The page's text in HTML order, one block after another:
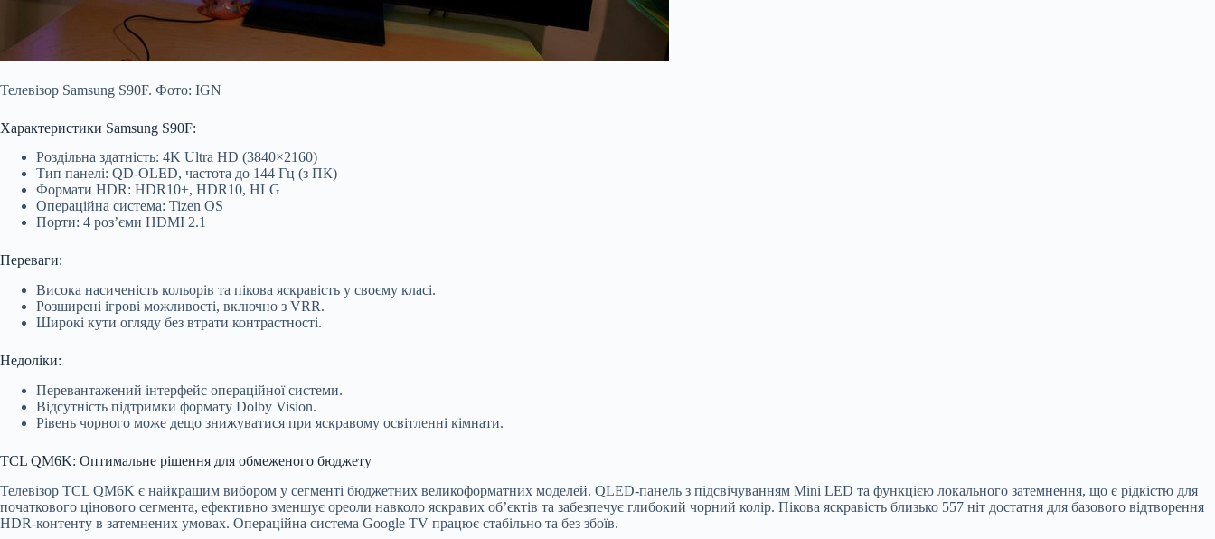
Телевізор Samsung S90F. Фото: IGN
Характеристики Samsung S90F:
Роздільна здатність: 4K Ultra HD (3840×2160)
Тип панелі: QD-OLED, частота до 144 Гц (з ПК)
Формати HDR: HDR10+, HDR10, HLG
Операційна система: Tizen OS
Порти: 4 роз’єми HDMI 2.1
Переваги:
Висока насиченість кольорів та пікова яскравість у своєму класі.
Розширені ігрові можливості, включно з VRR.
Широкі кути огляду без втрати контрастності.
Недоліки:
Перевантажений інтерфейс операційної системи.
Відсутність підтримки формату Dolby Vision.
Рівень чорного може дещо знижуватися при яскравому освітленні кімнати.
TCL QM6K: Оптимальне рішення для обмеженого бюджету
Телевізор TCL QM6K є найкращим вибором у сегменті бюджетних великоформатних моделей. QLED-панель з підсвічуванням Mini LED та функцією локального затемнення, що є рідкістю для
початкового цінового сегмента, ефективно зменшує ореоли навколо яскравих об’єктів та забезпечує глибокий чорний колір. Пікова яскравість близько 557 ніт достатня для базового відтворення
HDR-контенту в затемнених умовах. Операційна система Google TV працює стабільно та без збоїв.